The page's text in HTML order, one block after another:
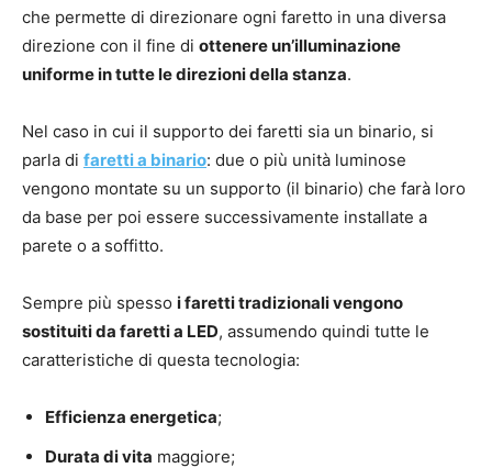
che permette di direzionare ogni faretto in una diversa
direzione con il fine di ottenere un’illuminazione
uniforme in tutte le direzioni della stanza.
Nel caso in cui il supporto dei faretti sia un binario, si
parla di faretti a binario: due o più unità luminose
vengono montate su un supporto (il binario) che farà loro
da base per poi essere successivamente installate a
parete o a soffitto.
Sempre più spesso i faretti tradizionali vengono
sostituiti da faretti a LED, assumendo quindi tutte le
caratteristiche di questa tecnologia:
Efficienza energetica;
Durata di vita maggiore;